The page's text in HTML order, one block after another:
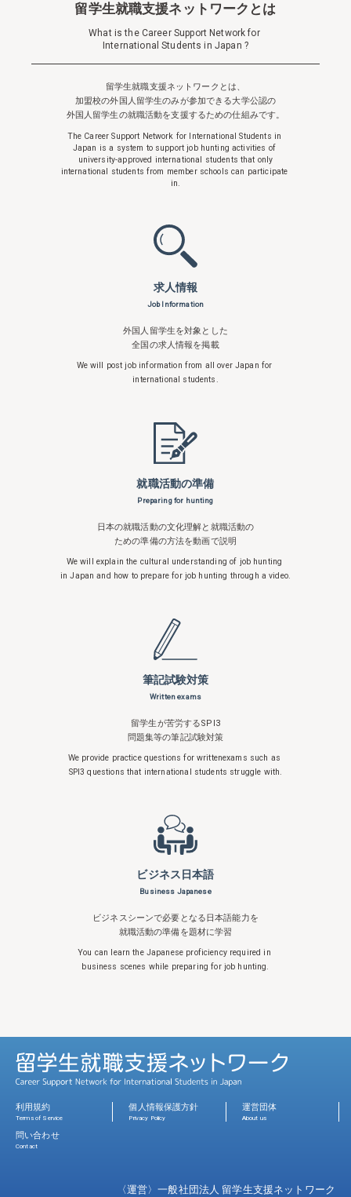
留学生就職支援ネットワークとは
What is the Career Support Network for
International Students in Japan ?
留学生就職支援ネットワークとは、
加盟校の外国人留学生のみが参加できる大学公認の
外国人留学生の就職活動を支援するための仕組みです。
The Career Support Network for International Students in
Japan is a system to supportjob hunting activities of
university-approved international students that only
international students from member schools can participate
in.
求人情報
Job Information
外国人留学生を対象とした
全国の求人情報を掲載
We will post job information from all over Japan for
international students.
就職活動の準備
Preparing for hunting
日本の就職活動の文化理解と就職活動の
ための準備の方法を動画で説明
We will explain the cultural understandingof job hunting
in Japan and how to prepare for job hunting through a video.
筆記試験対策
Written exams
留学生が苦労するSPI3
問題集等の筆記試験対策
We provide practice questions for writtenexams such as
SPI3 questions that international students struggle with.
ビジネス日本語
Business Japanese
ビジネスシーンで必要となる日本語能力を
就職活動の準備を題材に学習
You can learn the Japanese proficiency required in
business scenes while preparing for job hunting.
利用規約
Terms of Service
個人情報保護方針
Privacy Policy
運営団体
About us
問い合わせ
Contact
〈運営〉一般社団法人 留学生支援ネットワーク